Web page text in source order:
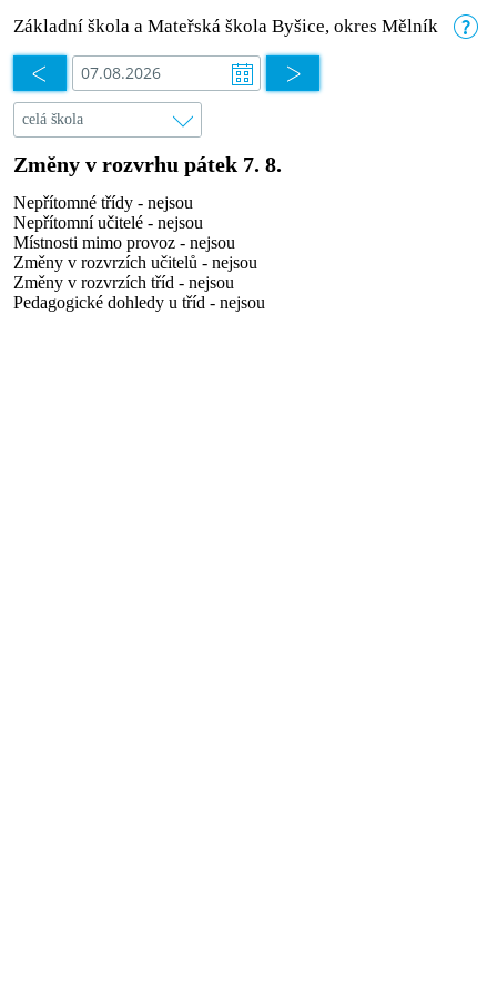
Základní škola a Mateřská škola Byšice, okres Mělník
Změny v rozvrhu pátek 7. 8.
Nepřítomné třídy - nejsou
Nepřítomní učitelé - nejsou
Místnosti mimo provoz - nejsou
Změny v rozvrzích učitelů - nejsou
Změny v rozvrzích tříd - nejsou
Pedagogické dohledy u tříd - nejsou